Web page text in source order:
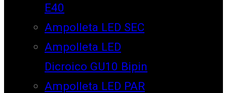
E40
Ampolleta LED SEC
Ampolleta LED
Dicroico GU10 Bipin
Ampolleta LED PAR